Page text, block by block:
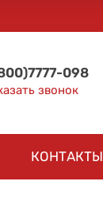
098
звонок
КОНТАКТЫ